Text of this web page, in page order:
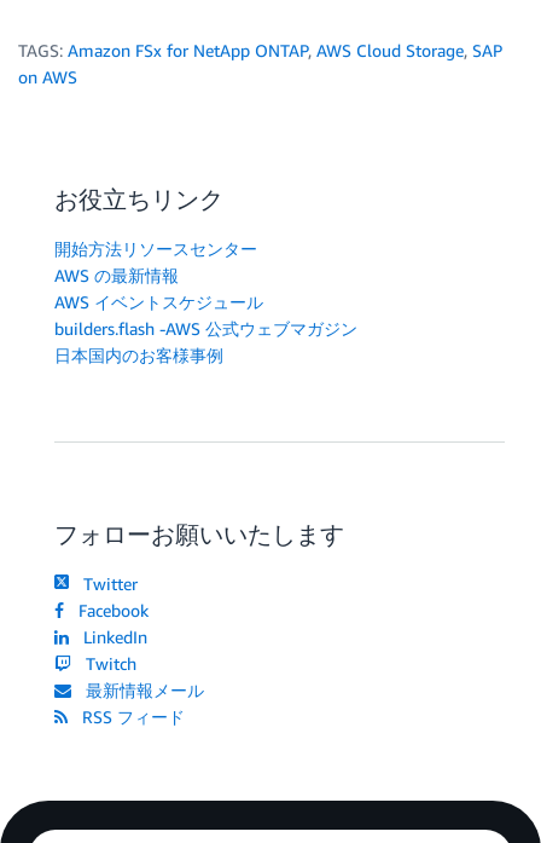
TAGS: Amazon FSx for NetApp ONTAP, AWS Cloud Storage, SAP
on AWS
お役立ちリンク
開始方法リソースセンター
AWS の最新情報
AWS イベントスケジュール
builders.flash -AWS 公式ウェブマガジン
日本国内のお客様事例
フォローお願いいたします
Twitter
Facebook
LinkedIn
Twitch
最新情報メール
RSS フィード